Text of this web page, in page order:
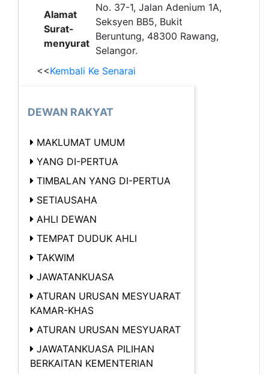
Alamat
Surat-
menyurat
No. 37-1, Jalan Adenium 1A,
Seksyen BB5, Bukit
Beruntung, 48300 Rawang,
Selangor.
<<Kembali Ke Senarai
DEWAN RAKYAT
MAKLUMAT UMUM
YANG DI-PERTUA
TIMBALAN YANG DI-PERTUA
SETIAUSAHA
AHLI DEWAN
TEMPAT DUDUK AHLI
TAKWIM
JAWATANKUASA
ATURAN URUSAN MESYUARAT
KAMAR-KHAS
ATURAN URUSAN MESYUARAT
JAWATANKUASA PILIHAN
BERKAITAN KEMENTERIAN